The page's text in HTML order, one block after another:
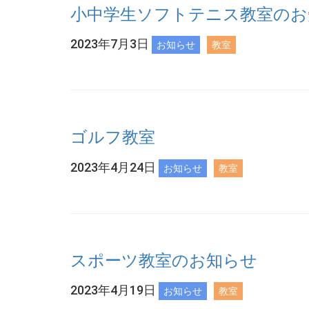
小中学生ソフトテニス教室の
2023年7月3日 お知らせ 教室
ゴルフ教室
2023年4月24日 お知らせ 教室
スポーツ教室のお知らせ
2023年4月19日 お知らせ 教室